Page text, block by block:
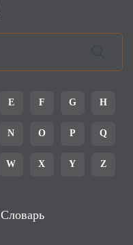
E F G H
N O P Q
W X Y Z
Словарь